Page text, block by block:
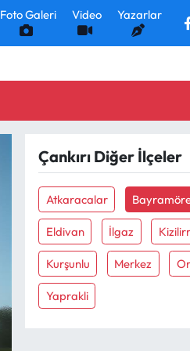
Foto Galeri Video Yazarlar
Çankırı Diğer İlçeler
Atkaracalar
Eldivan İlgaz
Kurşunlu Merkez
Yaprakli